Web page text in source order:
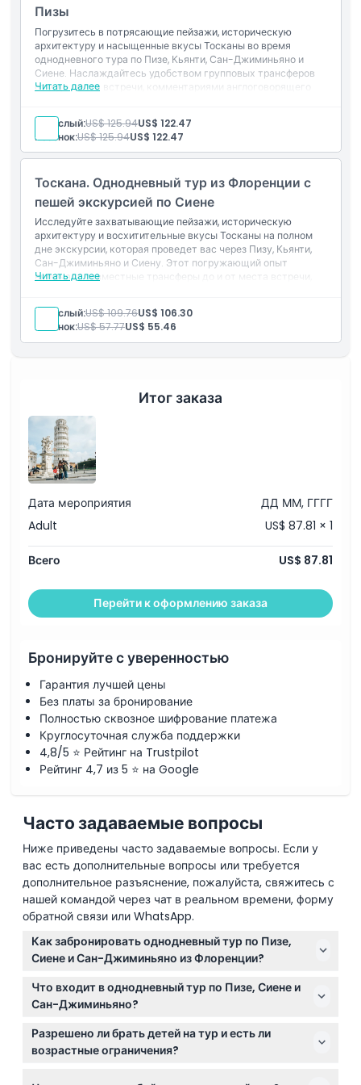
лучшими местами Пизы, Сиены и Сан-Джиминьяно всего за
один день.
Основные моменты
Включено
Политика в отношении детей и взрослых
Вещи, которые нужно знать
Местоположение
Политика отмены
Пизы
Погрузитесь в потрясающие пейзажи, историческую
архитектуру и насыщенные вкусы Тосканы во время
однодневного тура по Пизе, Кьянти, Сан-Джиминьяно и
Сиене. Наслаждайтесь удобством групповых трансферов
от и до места встречи, комментариями англоговорящего
традиционным тосканским обедом с дегустацией вин.
Читать далее
Взрослый:US$ 125.94US$ 122.47
Ребенок:US$ 125.94US$ 122.47
Тоскана. Однодневный тур из Флоренции с
пешей экскурсией по Сиене
Исследуйте захватывающие пейзажи, историческую
архитектуру и восхитительные вкусы Тосканы на полном
дне экскурсии, которая проведет вас через Пизу, Кьянти,
Сан-Джиминьяно и Сиену. Этот погружающий опыт
включает совместные трансферы до и от места встречи,
экскурсию по Сиене и традиционный тосканский обед с
дегустацией вин в самом сердце региона Кьянти.
Читать далее
Взрослый:US$ 109.76US$ 106.30
Ребенок:US$ 57.77US$ 55.46
Итог заказа
Дата мероприятия
ДД ММ, ГГГГ
Adult
US$ 87.81 × 1
Всего US$ 87.81
Перейти к оформлению заказа
Бронируйте с уверенностью
Гарантия лучшей цены
Без платы за бронирование
Полностью сквозное шифрование платежа
Круглосуточная служба поддержки
4,8/5 ⭐ Рейтинг на Trustpilot
Рейтинг 4,7 из 5 ⭐ на Google
Часто задаваемые вопросы
Ниже приведены часто задаваемые вопросы. Если у
вас есть дополнительные вопросы или требуется
дополнительное разъяснение, пожалуйста, свяжитесь с
нашей командой через чат в реальном времени, форму
обратной связи или WhatsApp.
Как забронировать однодневный тур по Пизе,
Сиене и Сан-Джиминьяно из Флоренции?
Вы можете легко забронировать место онлайн
прямо на этом сайте, выбрав предпочитаемую дату
и завершив процесс безопасной оплаты. Наличие
мест отображается во время бронирования, чтобы
помочь вам выбрать лучшую дату.
Что входит в однодневный тур по Пизе, Сиене и
Сан-Джиминьяно?
Тур включает профессионального англоговорящего
гида, входные билеты в основные
достопримечательности и традиционный
Разрешено ли брать детей на тур и есть ли
возрастные ограничения?